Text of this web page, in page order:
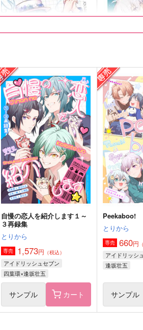
Beside You
パステルプードル
629円（税込）
四葉環×逢坂壮五
サンプル 作品詳細
絶え間なく
Romast!
787円（税込）
四葉環×逢坂
サンプル
自慢の恋人を紹介します１～
３再録集
とりから
専売 1,573円 （税込）
アイドリッシュセブン
四葉環×逢坂壮五
サンプル カート
Peekaboo!
とりから
専売 660円
アイドリッシ
逢坂壮五
サンプル